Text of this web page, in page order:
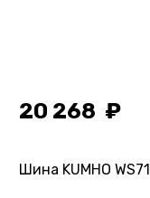
20 268
Шина KUMHO WS71